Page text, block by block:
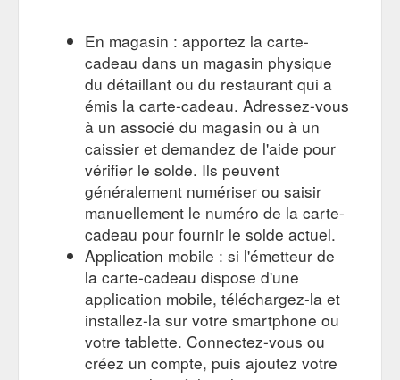
Games & Puzzles
Cats of the World Playing Cards. The purr-
fect gift! Cats are perhaps the most ... Test your luck with this
deck of Lucky Cat themed playing cards.
https://www.getcatty.com.au/games-puzzles
Van Gogh Museum - Le Chat Noir Wall Art
Artwork system made
of individual squares and connectors, gift-boxed with ... Made
in the Netherlands, IXXI cards are 0.33 mm thick and are
made of the ...
https://www.getcatty.com.au/homewares/product/672-van-
gogh-museum-le-chat-noir-wall-art
En magasin : apportez la carte-
cadeau dans un magasin physique
du détaillant ou du restaurant qui a
émis la carte-cadeau. Adressez-vous
à un associé du magasin ou à un
caissier et demandez de l'aide pour
vérifier le solde. Ils peuvent
généralement numériser ou saisir
manuellement le numéro de la carte-
cadeau pour fournir le solde actuel.
Application mobile : si l'émetteur de
la carte-cadeau dispose d'une
application mobile, téléchargez-la et
installez-la sur votre smartphone ou
votre tablette. Connectez-vous ou
créez un compte, puis ajoutez votre